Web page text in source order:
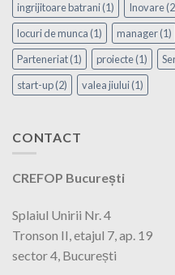
ingrijitoare batrani(1) Inovare
locuri de munca (1) manager(1)
Parteneriat(1) proiecte(1)
start-up(2) valea jiului(1)
CONTACT
CREFOP București
Splaiul Unirii Nr. 4
Tronson II, etajul 7, ap. 19
sector 4, București